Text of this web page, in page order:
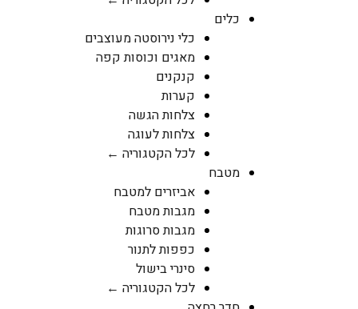
כלים
כלי נירוסטה מעוצבים
מאגים וכוסות קפה
קנקנים
קערות
צלחות הגשה
צלחות לעוגה
לכל הקטגוריה ←
מטבח
אביזרים למטבח
מגבות מטבח
מגבות סרוגות
כפפות לתנור
סינרי בישול
לכל הקטגוריה ←